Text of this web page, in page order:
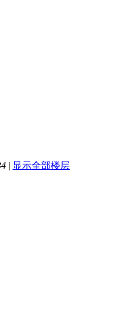
| 显示全部楼层